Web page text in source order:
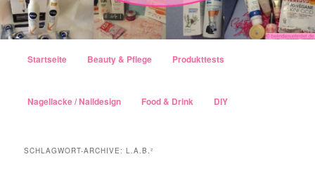
Zum Inhalt wechseln
Zum sekundären Inhalt wechseln
Startseite Beauty & Pflege Produkttests
Nagellacke / Naildesign Food & Drink DIY
SCHLAGWORT-ARCHIVE:L.A.B.²